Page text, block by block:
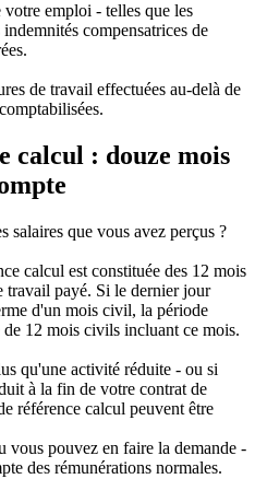
emploi - telles que les
compensatrices de
de travail effectuées au-delà de
calcul : douze mois
salaires que vous avez perçus ?
calcul est constituée des 12 mois
travail payé. Si le dernier jour
d'un mois civil, la période
12 mois civils incluant ce mois.
qu'une activité réduite - ou si
à la fin de votre contrat de
référence calcul peuvent être
vous pouvez en faire la demande -
des rémunérations normales.